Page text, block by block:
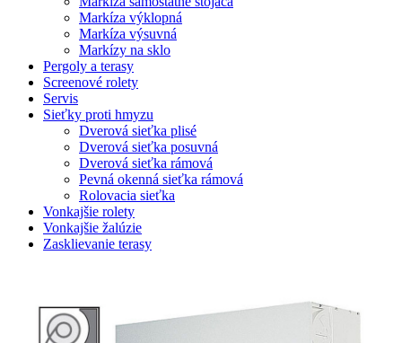
Markíza výklopná
Markíza výsuvná
Markízy na sklo
Pergoly a terasy
Screenové rolety
Servis
Sieťky proti hmyzu
Dverová sieťka plisé
Dverová sieťka posuvná
Dverová sieťka rámová
Pevná okenná sieťka rámová
Rolovacia sieťka
Vonkajšie rolety
Vonkajšie žalúzie
Zasklievanie terasy